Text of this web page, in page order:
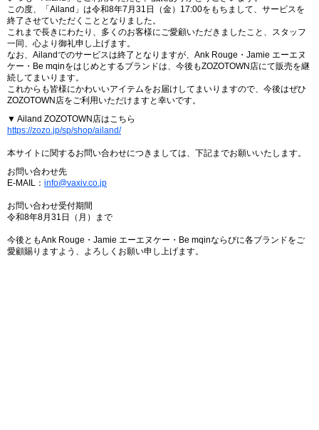
この度、「Ailand」は令和8年7月31日（金）17:00をもちまして、サービスを
終了させていただくこととなりました。
これまで長きにわたり、多くのお客様にご愛顧いただきましたこと、スタッフ
一同、心より御礼申し上げます。
なお、Ailandでのサービスは終了となりますが、Ank Rouge・Jamie エーエヌ
ケー・Be mqinをはじめとするブランドは、今後もZOZOTOWN店にて販売を継
続してまいります。
これからも皆様にかわいいアイテムをお届けしてまいりますので、今後はぜひ
ZOZOTOWN店をご利用いただけますと幸いです。
▼ Ailand ZOZOTOWN店はこちら
https://zozo.jp/sp/shop/ailand/
本サイトに関するお問い合わせにつきましては、下記までお願いいたします。
お問い合わせ先
E-MAIL： info@vaxiv.co.jp
お問い合わせ受付期間
令和8年8月31日（月）まで
今後ともAnk Rouge・Jamie エーエヌケー・Be mqinならびに各ブランドをご
愛顧賜りますよう、よろしくお願い申し上げます。